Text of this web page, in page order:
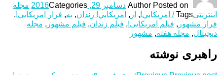
Author Posted on دسامبر 29, 2016 Categories
مجله
اینترنتیTags / امريكايي!, از , امريكايي! زندان, به, فرار امريكايي!,
فرار مشهور , فیلم امريكايي!, فیلم زندان, فیلم مشهور , مجله
دیجیتال, مجله هفته, مشهور
راهبری نوشته